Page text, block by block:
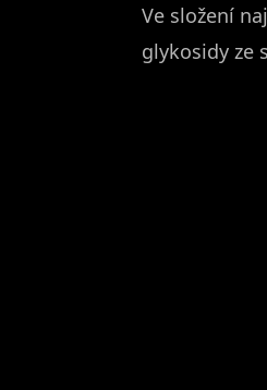
Ve složení
glykosidy ze